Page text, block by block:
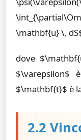
\mathbf{u} \,
dove
$\varepsilon$
$\mathbf{t}$ è
2.2